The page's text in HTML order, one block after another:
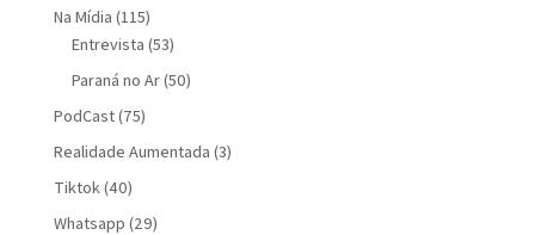
Na Mídia (115)
Entrevista (53)
Paraná no Ar(50)
PodCast(75)
Realidade Aumentada (3)
Tiktok(40)
Whatsapp (29)